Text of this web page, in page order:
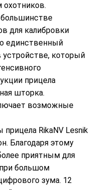
охотников.
для калибровки
единственный
который
прицела
шторка.
возможные
RikaNV Lesnik
Благодаря этому
приятным для
большом
зума. 12